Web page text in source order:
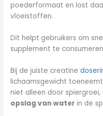
poederformaat en lost
vloeistoffen.
Dit helpt gebruikers om
supplement te
Bij de juiste creatine
lichaamsgewicht
niet alleen door
opslag van water in de